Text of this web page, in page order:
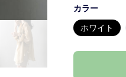
カラー
ホワイト